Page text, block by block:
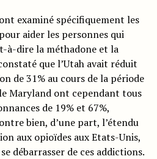
examiné spécifiquement les
aider les personnes qui
à-dire la méthadone et la
que l’Utah avait réduit
de 31% au cours de la période
Maryland ont cependant tous
de 19% et 67%,
bien, d’une part, l’étendu
aux opioïdes aux Etats-Unis,
débarrasser de ces addictions.